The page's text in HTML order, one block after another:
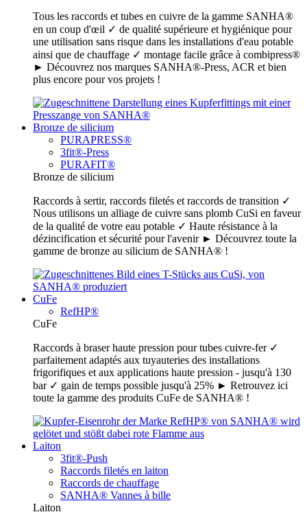
Tous les raccords et tubes en cuivre de la gamme SANHA®
en un coup d'œil ✓ de qualité supérieure et hygiénique pour
une utilisation sans risque dans les installations d'eau potable
ainsi que de chauffage ✓ montage facile grâce à combipress®
► Découvrez nos marques SANHA®-Press, ACR et bien
plus encore pour vos projets !
Bronze de silicium
PURAPRESS®
3fit®-Press
PURAFIT®
Bronze de silicium
Raccords à sertir, raccords filetés et raccords de transition ✓
Nous utilisons un alliage de cuivre sans plomb CuSi en faveur
de la qualité de votre eau potable ✓ Haute résistance à la
dézincification et sécurité pour l'avenir ► Découvrez toute la
gamme de bronze au silicium de SANHA® !
CuFe
RefHP®
CuFe
Raccords à braser haute pression pour tubes cuivre-fer ✓
parfaitement adaptés aux tuyauteries des installations
frigorifiques et aux applications haute pression - jusqu'à 130
bar ✓ gain de temps possible jusqu'à 25% ► Retrouvez ici
toute la gamme des produits CuFe de SANHA® !
Laiton
3fit®-Push
Raccords filetés en laiton
Raccords de chauffage
SANHA® Vannes à bille
Laiton